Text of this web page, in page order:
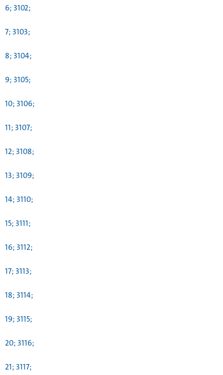
6; 3102;
7; 3103;
8; 3104;
9; 3105;
10; 3106;
11; 3107;
12; 3108;
13; 3109;
14; 3110;
15; 3111;
16; 3112;
17; 3113;
18; 3114;
19; 3115;
20; 3116;
21; 3117;